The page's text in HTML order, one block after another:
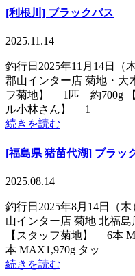
[利根川] ブラックバス
2025.11.14
釣行日2025年11月14日（
郡山インター店 菊地・大
フ菊地】 1匹 約700g
ル小林さん】 1
続きを読む
[福島県 猪苗代湖] ブラッ
2025.08.14
釣行日2025年8月14日（
山インター店 菊地 北福
【スタッフ菊地】 6本
本 MAX1,970g タッ
続きを読む